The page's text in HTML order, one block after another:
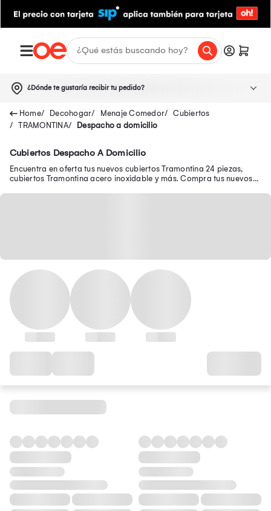
¿Dónde te gustaría recibir tu pedido?
Decohogar Menaje Comedor
Cubiertos
TRAMONTINA
Despacho a domicilio
Cubiertos Despacho A Domicilio
Encuentra en oferta tus nuevos cubiertos Tramontina 24 piezas,
cubiertos Tramontina acero inoxidable y más. Compra tus nuevos